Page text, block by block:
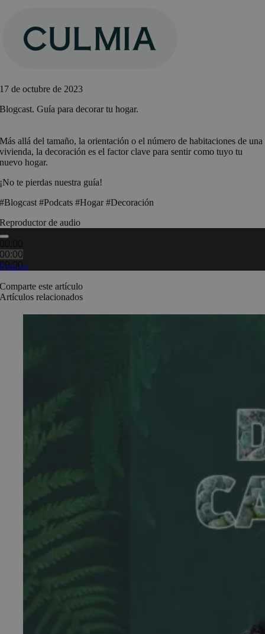
contenido
17 de octubre de 2023
Blogcast. Guía para decorar tu hogar.
Más allá del tamaño, la orientación o el número de habitaciones de una
vivienda, la decoración es el factor clave para sentir como tuyo tu
nuevo hogar.
¡No te pierdas nuestra guía!
#Blogcast #Podcats #Hogar #Decoración
Reproductor de audio
00:00
00:00
Podcast
Comparte este artículo
Artículos relacionados